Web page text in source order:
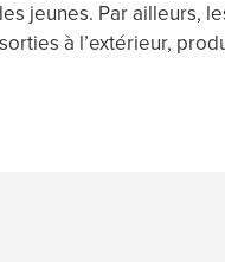
jeunes. Par ailleurs,
à l’extérieur,